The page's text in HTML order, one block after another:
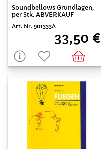
Soundbellows Grundlagen,
per Stk. ABVERKAUF
Art. Nr. 901333A
33,50 €